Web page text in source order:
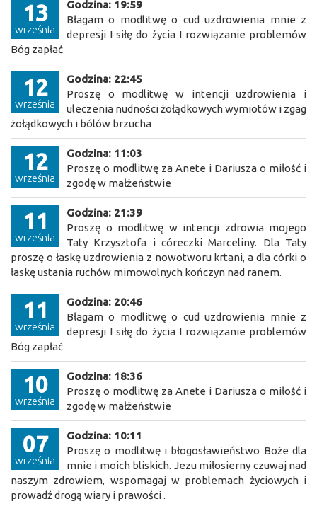
13
września
Godzina: 19:59
Błagam o modlitwę o cud uzdrowienia mnie z
depresji I siłę do życia I rozwiązanie problemów
Bóg zapłać
12
września
Godzina: 22:45
Proszę o modlitwę w intencji uzdrowienia i
uleczenia nudności żołądkowych wymiotów i zgag
żołądkowych i bólów brzucha
12
września
Godzina: 11:03
Proszę o modlitwę za Anete i Dariusza o miłość i
zgodę w małżeństwie
11
września
Godzina: 21:39
Proszę o modlitwę w intencji zdrowia mojego
Taty Krzysztofa i córeczki Marceliny. Dla Taty
proszę o łaskę uzdrowienia z nowotworu krtani, a dla córki o
łaskę ustania ruchów mimowolnych kończyn nad ranem.
11
września
Godzina: 20:46
Błagam o modlitwę o cud uzdrowienia mnie z
depresji I siłę do życia I rozwiązanie problemów
Bóg zapłać
10
września
Godzina: 18:36
Proszę o modlitwę za Anete i Dariusza o miłość i
zgodę w małżeństwie
07
września
Godzina: 10:11
Proszę o modlitwę i błogosławieństwo Boże dla
mnie i moich bliskich. Jezu miłosierny czuwaj nad
naszym zdrowiem, wspomagaj w problemach życiowych i
prowadź drogą wiary i prawości .